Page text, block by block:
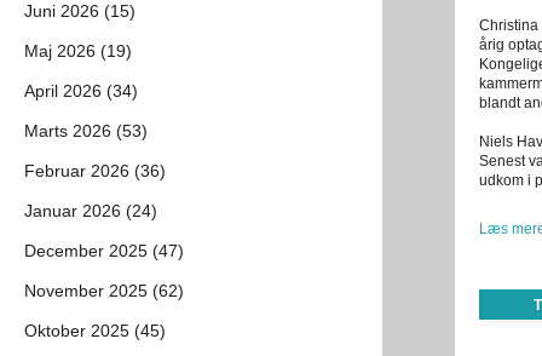
Christina
årig
blandt
Niels
Senest
udkom i
Læs
Juni 2026 (15)
Maj 2026 (19)
April 2026 (34)
Marts 2026 (53)
Februar 2026 (36)
Januar 2026 (24)
December 2025 (47)
November 2025 (62)
Oktober 2025 (45)